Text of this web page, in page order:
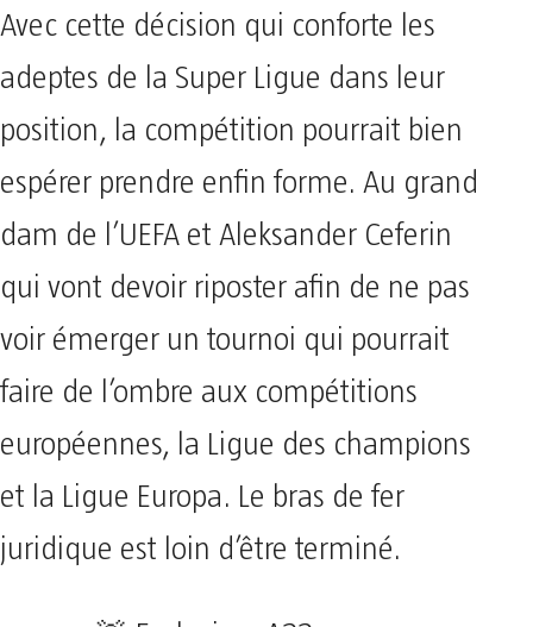
Avec cette décision qui conforte les
adeptes de la Super Ligue dans leur
position, la compétition pourrait bien
espérer prendre enfin forme. Au grand
dam de l’UEFA et Aleksander Ceferin
qui vont devoir riposter afin de ne pas
voir émerger un tournoi qui pourrait
faire de l’ombre aux compétitions
européennes, la Ligue des champions
et la Ligue Europa. Le bras de fer
juridique est loin d’être terminé.